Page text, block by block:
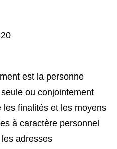
est la personne
ou conjointement
finalités et les moyens
à caractère personnel
adresses